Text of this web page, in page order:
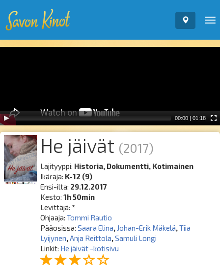
00:00 | 01:18
He jäivät (2017)
Lajityyppi: Historia, Dokumentti, Kotimainen
Ikäraja: K-12 (9)
Ensi-ilta: 29.12.2017
Kesto:1h 50min
Levittäjä: *
Ohjaaja:Tommi Rautio
Pääosissa:Saara Elina, Johan-Erik Mäkelä,Tiia
Lyijynen, Anja Reittola,Samuli Longi
Linkit: He jäivät -kotisivu